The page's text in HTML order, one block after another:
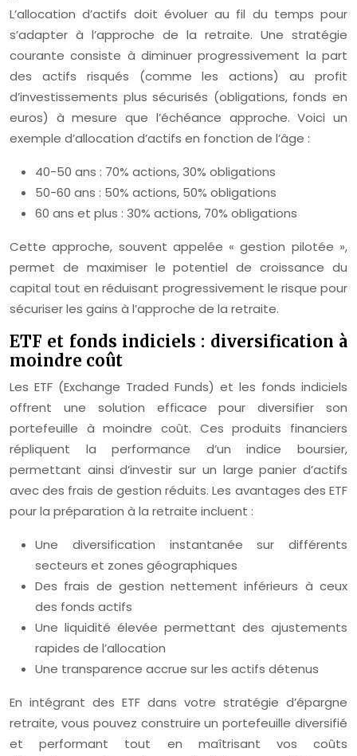
L’allocation d’actifs doit évoluer au fil du temps pour
s’adapter à l’approche de la retraite. Une stratégie
courante consiste à diminuer progressivement la part
des actifs risqués (comme les actions) au profit
d’investissements plus sécurisés (obligations, fonds en
euros) à mesure que l’échéance approche. Voici un
exemple d’allocation d’actifs en fonction de l’âge :
40-50 ans : 70% actions, 30% obligations
50-60 ans : 50% actions, 50% obligations
60 ans et plus : 30% actions, 70% obligations
Cette approche, souvent appelée « gestion pilotée »,
permet de maximiser le potentiel de croissance du
capital tout en réduisant progressivement le risque pour
sécuriser les gains à l’approche de la retraite.
ETF et fonds indiciels : diversification à
moindre coût
Les ETF (Exchange Traded Funds) et les fonds indiciels
offrent une solution efficace pour diversifier son
portefeuille à moindre coût. Ces produits financiers
répliquent la performance d’un indice boursier,
permettant ainsi d’investir sur un large panier d’actifs
avec des frais de gestion réduits. Les avantages des ETF
pour la préparation à la retraite incluent :
Une diversification instantanée sur différents
secteurs et zones géographiques
Des frais de gestion nettement inférieurs à ceux
des fonds actifs
Une liquidité élevée permettant des ajustements
rapides de l’allocation
Une transparence accrue sur les actifs détenus
En intégrant des ETF dans votre stratégie d’épargne
retraite, vous pouvez construire un portefeuille diversifié
et performant tout en maîtrisant vos coûts